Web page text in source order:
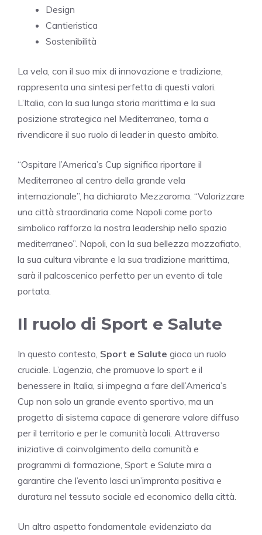
Design
Cantieristica
Sostenibilità
La vela, con il suo mix di innovazione e tradizione,
rappresenta una sintesi perfetta di questi valori.
L’Italia, con la sua lunga storia marittima e la sua
posizione strategica nel Mediterraneo, torna a
rivendicare il suo ruolo di leader in questo ambito.
“Ospitare l’America’s Cup significa riportare il
Mediterraneo al centro della grande vela
internazionale”, ha dichiarato Mezzaroma. “Valorizzare
una città straordinaria come Napoli come porto
simbolico rafforza la nostra leadership nello spazio
mediterraneo”. Napoli, con la sua bellezza mozzafiato,
la sua cultura vibrante e la sua tradizione marittima,
sarà il palcoscenico perfetto per un evento di tale
portata.
Il ruolo di Sport e Salute
In questo contesto, Sport e Salute gioca un ruolo
cruciale. L’agenzia, che promuove lo sport e il
benessere in Italia, si impegna a fare dell’America’s
Cup non solo un grande evento sportivo, ma un
progetto di sistema capace di generare valore diffuso
per il territorio e per le comunità locali. Attraverso
iniziative di coinvolgimento della comunità e
programmi di formazione, Sport e Salute mira a
garantire che l’evento lasci un’impronta positiva e
duratura nel tessuto sociale ed economico della città.
Un altro aspetto fondamentale evidenziato da